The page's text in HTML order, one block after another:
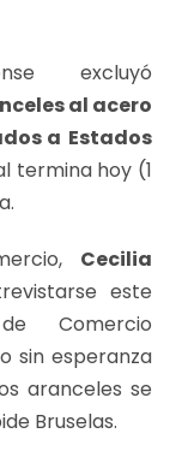
excluyó
al acero
a Estados
termina hoy (1
Cecilia
este
Comercio
sin esperanza
aranceles se
Bruselas.